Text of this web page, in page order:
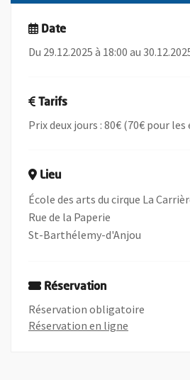
Date
Du 29.12.2025 à 18:00 au
Tarifs
Prix deux jours : 80€ (70€ pour
Lieu
École des arts du cirque La
Rue de la Paperie
St-Barthélemy-d'Anjou
Réservation
Réservation obligatoire
Réservation en ligne